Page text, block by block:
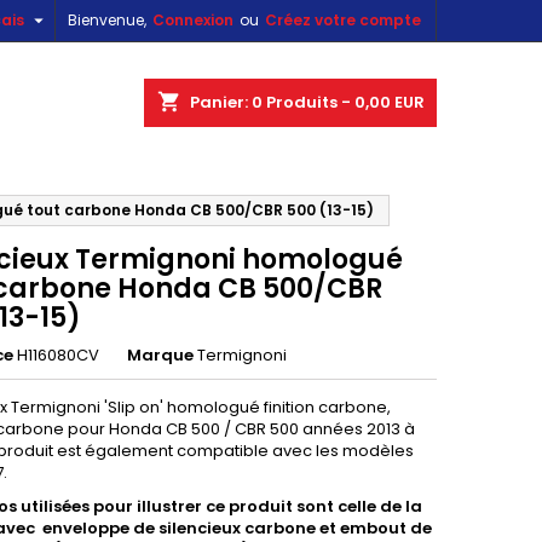
Bienvenue, Connexion ou Créez votre compte

shopping_cart Panier: 0 Produits - 0,00 EUR
tout carbone Honda CB 500/CBR 500 (13-15)
Termignoni homologué
Honda CB 500/CBR
15)
H116080CV MarqueTermignoni
Termignoni 'Slip on' homologué finition carbone,
pour Honda CB 500 / CBR 500 années 2013 à
produit est également compatible avec les modèles
utilisées pour illustrer ce produit sont celle de la
enveloppe de silencieux carbone et embout de